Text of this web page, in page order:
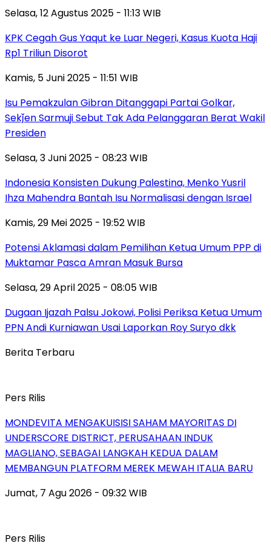
Selasa, 12 Agustus 2025 - 11:13 WIB
KPK Cegah Gus Yaqut ke Luar Negeri, Kasus Kuota Haji
Rp1 Triliun Disorot
Kamis, 5 Juni 2025 - 11:51 WIB
Isu Pemakzulan Gibran Ditanggapi Partai Golkar,
Sekǰen Sarmuji Sebut Tak Ada Pelanggaran Berat Wakil
Presiden
Selasa, 3 Juni 2025 - 08:23 WIB
Indonesia Konsisten Dukung Palestina, Menko Yusril
Ihza Mahendra Bantah Isu Normalisasi dengan Israel
Kamis, 29 Mei 2025 - 19:52 WIB
Potensi Aklamasi dalam Pemilihan Ketua Umum PPP di
Muktamar Pasca Amran Masuk Bursa
Selasa, 29 April 2025 - 08:05 WIB
Dugaan Ijazah Palsu Jokowi, Polisi Periksa Ketua Umum
PPN Andi Kurniawan Usai Laporkan Roy Suryo dkk
Berita Terbaru
Pers Rilis
MONDEVITA MENGAKUISISI SAHAM MAYORITAS DI
UNDERSCORE DISTRICT, PERUSAHAAN INDUK
MAGLIANO, SEBAGAI LANGKAH KEDUA DALAM
MEMBANGUN PLATFORM MEREK MEWAH ITALIA BARU
Jumat, 7 Agu 2026 - 09:32 WIB
Pers Rilis